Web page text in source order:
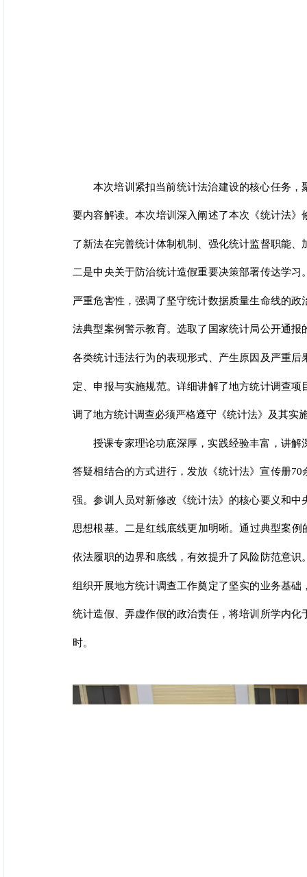
本次培训紧扣当前统计法治建设的核心任务
要内容解读。本次培训深入阐述了本次《统计法
了新法在完善统计体制机制、强化统计监督职能
二是中央关于防治统计造假重要决策部署传达学
严重危害性，强调了坚守统计数据质量生命线的
法典型案例警示教育。选取了国家统计局公开通
各类统计违法行为的表现形式、产生原因及严重
定、申报与实施规范。详细讲解了地方统计调查
调了地方统计调查必须严格遵守《统计法》及其实
授课专家理论功底深厚，实践经验丰富，讲
答疑相结合的方式进行，发放《统计法》宣传册
强。参训人员对新修改《统计法》的核心要义和
思想根基。二是红线底线更加明晰。通过典型案
依法履职的边界和底线，有效提升了风险防范意
组织开展地方统计调查工作奠定了坚实的业务基
统计造假、弄虚作假的政治责任，将培训所学内
时。